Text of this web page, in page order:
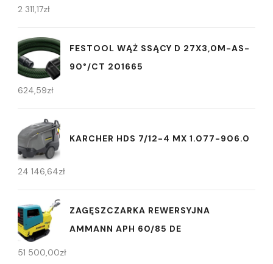
2 311,17zł
FESTOOL WĄŻ SSĄCY D 27X3,0M-AS-
90°/CT 201665
624,59zł
KARCHER HDS 7/12-4 MX 1.077-906.0
24 146,64zł
ZAGĘSZCZARKA REWERSYJNA
AMMANN APH 60/85 DE
51 500,00zł